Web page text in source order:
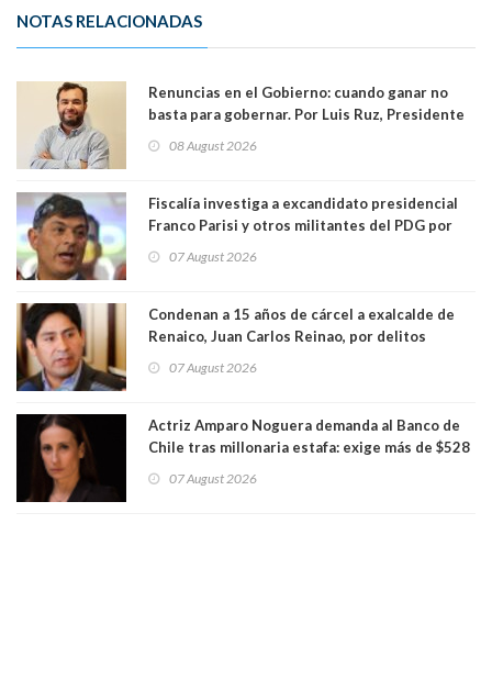
NOTAS RELACIONADAS
Renuncias en el Gobierno: cuando ganar no
basta para gobernar. Por Luis Ruz, Presidente
08 August 2026
Fiscalía investiga a excandidato presidencial
Franco Parisi y otros militantes del PDG por
07 August 2026
Condenan a 15 años de cárcel a exalcalde de
Renaico, Juan Carlos Reinao, por delitos
07 August 2026
Actriz Amparo Noguera demanda al Banco de
Chile tras millonaria estafa: exige más de $528
07 August 2026